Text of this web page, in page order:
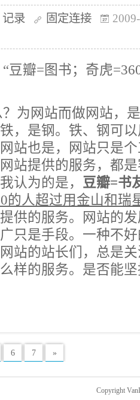
录 固定连接
豆瓣=图书；奇虎
为网站而做网站，
，是钢。铁、钢可
站也是，网站只是
站提供的服务，都
认为的是， 豆瓣=书
的人超过用金山和瑞
供的服务。网站的
只是手段。一种不
站的站长们，总是
样的服务。是否能
6 7 »
Copyright